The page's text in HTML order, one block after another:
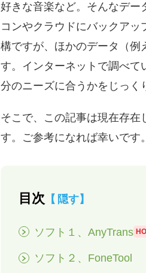
好きな音楽など。そんなデー
コンやクラウドにバックア
構ですが、ほかのデータ（例
す。インターネットで調べて
分のニーズに合うかをじっく
そこで、この記事は現在存在
す。ご参考になれば幸いです。
目次 隠す
ソフト１、AnyTrans
ソフト２、FoneTool